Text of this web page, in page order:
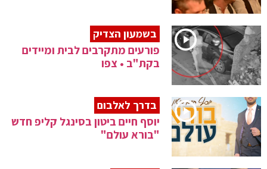
בשמעון הצדיק
פורעים מתקרבים לבית ומיידים
בקת"ב • צפו
בדרך לאלבום
יוסף חיים ביטון בסינגל קליפ חדש
"בורא עולם"